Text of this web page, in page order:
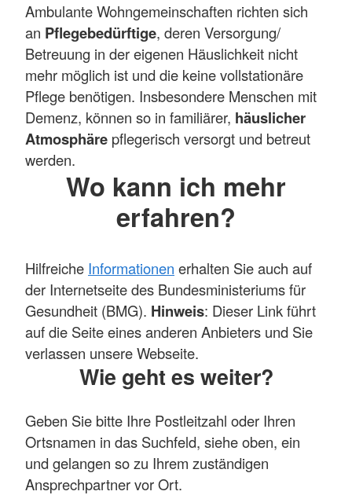
Ambulante Wohngemeinschaften richten sich
an Pflegebedürftige, deren Versorgung/
Betreuung in der eigenen Häuslichkeit nicht
mehr möglich ist und die keine vollstationäre
Pflege benötigen. Insbesondere Menschen mit
Demenz, können so in familiärer, häuslicher
Atmosphäre pflegerisch versorgt und betreut
werden.
Wo kann ich mehr
erfahren?
Hilfreiche Informationen erhalten Sie auch auf
der Internetseite des Bundesministeriums für
Gesundheit (BMG). Hinweis: Dieser Link führt
auf die Seite eines anderen Anbieters und Sie
verlassen unsere Webseite.
Wie geht es weiter?
Geben Sie bitte Ihre Postleitzahl oder Ihren
Ortsnamen in das Suchfeld, siehe oben, ein
und gelangen so zu Ihrem zuständigen
Ansprechpartner vor Ort.